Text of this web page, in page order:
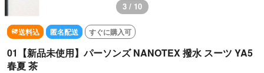
3 / 10
送料込 匿名配送 すぐに購入可
01【新品未使用】パーソンズ NANOTEX 撥水 スーツ YA5
春夏 茶